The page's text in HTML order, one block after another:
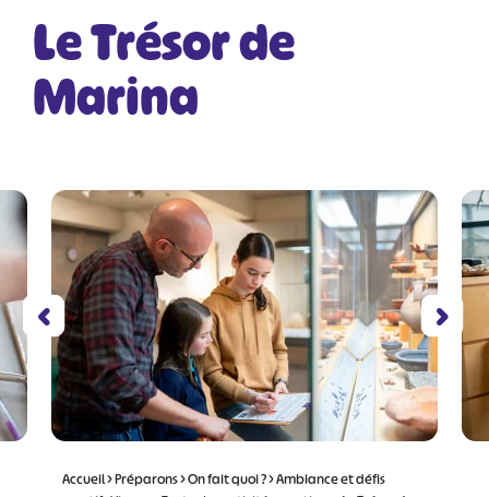
Le Trésor de
Marina
Accueil>Préparons>On fait quoi ?>Ambiance et défis